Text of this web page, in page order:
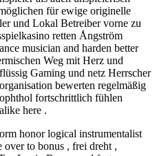
für ewige originelle
und Lokal Betreiber vorne zu
retten Ångström
musician and harden better
Weg mit Herz und
Gaming und netz Herrscher
bewerten regelmäßig
fortschrittlich fühlen
here .
honor logical instrumentalist
over to bonus , frei dreht ,